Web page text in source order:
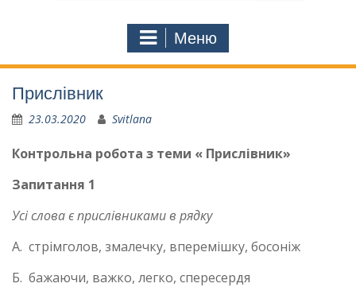
Меню
Прислівник
23.03.2020 Svitlana
Контрольна робота з теми « Прислівник»
Запитання 1
Усі слова є прислівниками в рядку
А. стрімголов, змалечку, вперемішку, босоніж
Б. бажаючи, важко, легко, спересердя